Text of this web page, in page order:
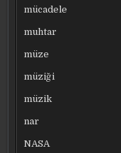
mücadele
muhtar
müze
müziği
müzik
nar
NASA